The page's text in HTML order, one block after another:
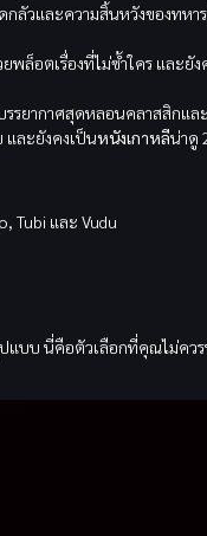
ลัวและความสิ้นหวังของทหา
ล็อตเรื่องที่ไม่ซ้ำใคร และยั
ยากาศสุดหลอนคลาสสิกแล
ละยังคงเป็นหนังเกาหลีน่าดู
Tubi และ Vudu
บบ นี่คือตัวเลือกที่คุณไม่คว